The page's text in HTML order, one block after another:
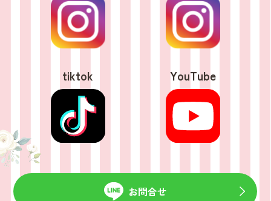
tiktok YouTube
お問合せ